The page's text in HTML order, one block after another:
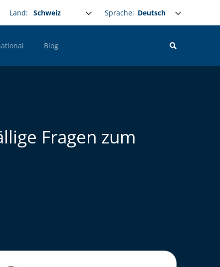
Land: Sprache: Select your language
Blog
Fragen zum